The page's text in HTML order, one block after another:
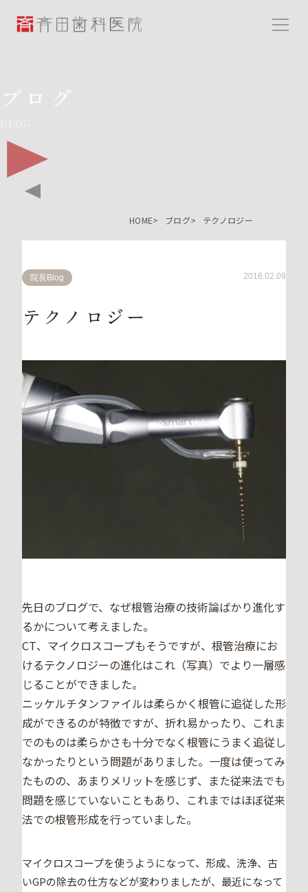
斉田歯科医院
ブログ
HOME ブログ テクノロジー
院長Blog 2016.02.09
テクノロジー
先日のブログで、なぜ根管治療の技術論ばかり進化す
るかについて考えました。
CT、マイクロスコープもそうですが、根管治療にお
けるテクノロジーの進化はこれ（写真）でより一層感
じることができました。
ニッケルチタンファイルは柔らかく根管に追従した形
成ができるのが特徴ですが、折れ易かったり、これま
でのものは柔らかさも十分でなく根管にうまく追従し
なかったりという問題がありました。一度は使ってみ
たものの、あまりメリットを感じず、また従来法でも
問題を感じていないこともあり、これまではほぼ従来
法での根管形成を行っていました。
マイクロスコープを使うようになって、形成、洗浄、古
いGPの除去の仕方などが変わりましたが、最近になって